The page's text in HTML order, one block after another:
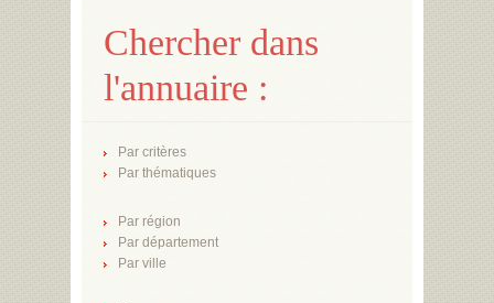
Chercher dans
l'annuaire :
Par critères
Par thématiques
Par région
Par département
Par ville